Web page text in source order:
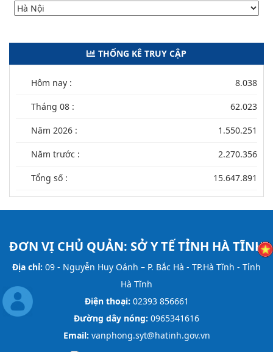
THỐNG KÊ TRUY CẬP
Hôm nay : 8.038
Tháng 08 : 62.023
Năm 2026 : 1.550.251
Năm trước : 2.270.356
Tổng số : 15.647.891
ĐƠN VỊ CHỦ QUẢN: SỞ Y TẾ TỈNH HÀ TĨNH
Địa chỉ: 09 - Nguyễn Huy Oánh – P. Bắc Hà - TP.Hà Tĩnh - Tỉnh
Hà Tĩnh
Điện thoại: 02393 856661
Đường dây nóng: 0965341616
Email: vanphong.syt@hatinh.gov.vn